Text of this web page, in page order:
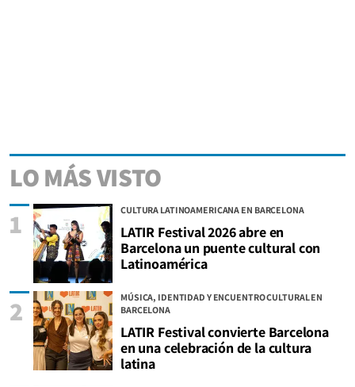
LO MÁS VISTO
CULTURA LATINOAMERICANA EN BARCELONA
LATIR Festival 2026 abre en
Barcelona un puente cultural con
Latinoamérica
1
MÚSICA, IDENTIDAD Y ENCUENTRO CULTURAL EN
BARCELONA
LATIR Festival convierte Barcelona
en una celebración de la cultura
latina
2